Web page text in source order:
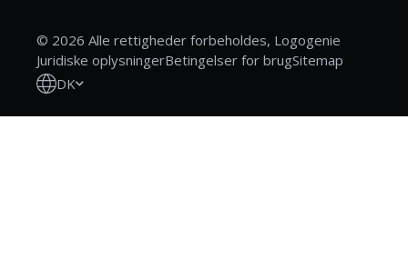
© 2026 Alle rettigheder forbeholdes, Logogenie
Juridiske oplysningerBetingelser for brugSitemap
DK